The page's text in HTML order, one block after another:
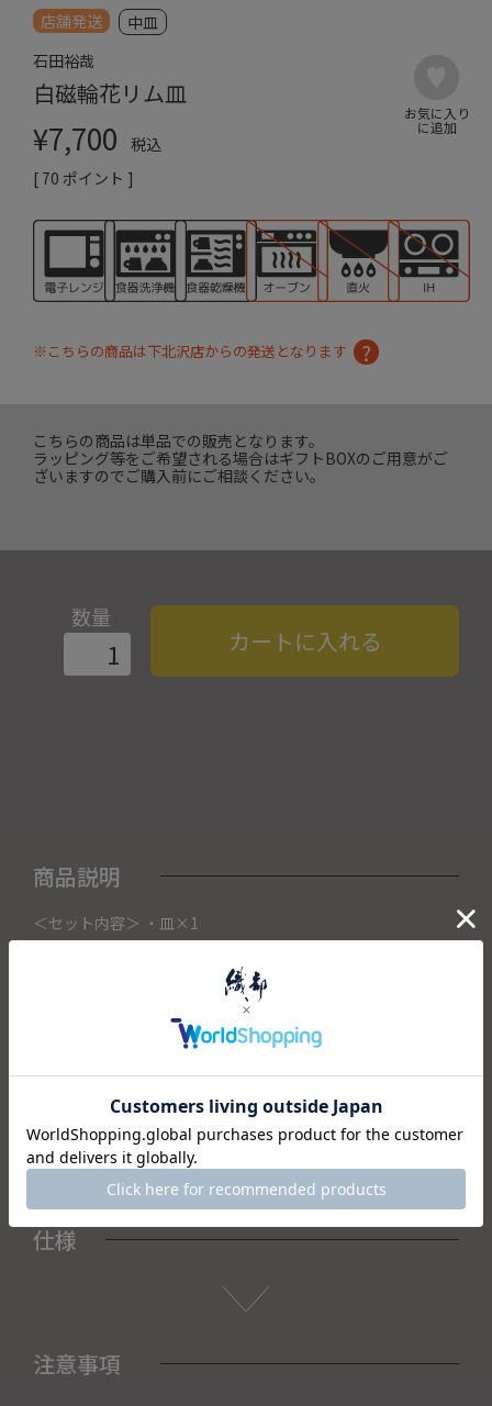
店舗発送
中皿
石田裕哉
白磁輪花リム皿
¥7,700
税込
[ 70 ポイント ]
※こちらの商品は下北沢店からの発送となります
こちらの商品は単品での販売となります。
ラッピング等をご希望される場合はギフトBOXのご用意がご
ざいますのでご購入前にご相談ください。
数量
カートに入れる
商品説明
＜セット内容＞ ・皿×1
こちらの商品は織部下北沢店にて展示販売中の作品になりま
ご注文いただいたタイミングによって織部下北沢店頭で売り
切れた場合は、キャンセルさせて頂きます。
また織部下北沢店からの出荷になりますので、ご注文確認
予めご了承くださいませ。
仕様
注意事項